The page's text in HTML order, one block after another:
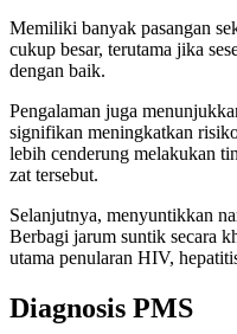
Memiliki banyak pasangan
cukup besar, terutama jika
dengan baik.
Pengalaman juga
signifikan meningkatkan
lebih cenderung melakukan
zat tersebut.
Selanjutnya, menyuntikkan
Berbagi jarum suntik secara
utama penularan HIV,
Diagnosis PMS